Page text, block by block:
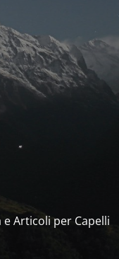
Articoli per Capelli